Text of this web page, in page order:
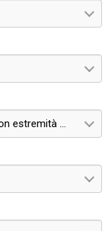
Predisposizione per sostegno tubolare con estremità non filettata. In alluminio anticorrosivo anodizzato.